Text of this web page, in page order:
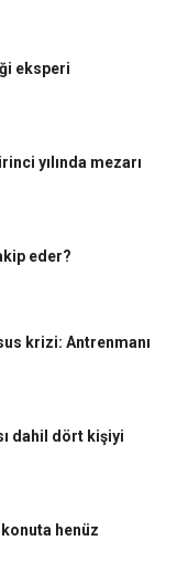
eksperi
yılında mezarı
eder?
krizi: Antrenmanı
dahil dört kişiyi
henüz